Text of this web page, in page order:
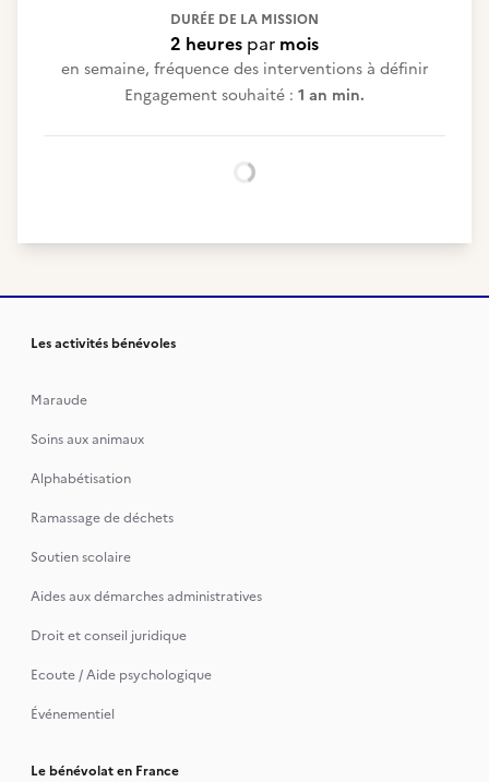
DURÉE DE LA MISSION
2 heures par mois
en semaine, fréquence des interventions à définir
Engagement souhaité : 1 an min.
Chargement...
Les activités bénévoles
Maraude
Soins aux animaux
Alphabétisation
Ramassage de déchets
Soutien scolaire
Aides aux démarches administratives
Droit et conseil juridique
Ecoute / Aide psychologique
Événementiel
Le bénévolat en France